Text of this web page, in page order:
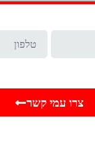
צרו עמי קשר